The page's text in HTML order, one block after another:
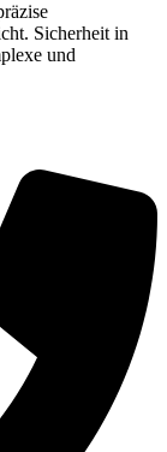
Sicherheit in
und